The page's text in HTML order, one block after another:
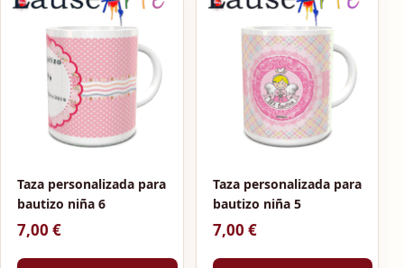
Taza personalizada para
bautizo niña 6
7,00 €
Taza personalizada para
bautizo niña 5
7,00 €